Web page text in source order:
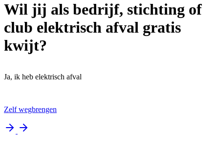
Wil jij als bedrijf, stichting of
club elektrisch afval gratis
kwijt?
Ja, ik heb elektrisch afval
Zelf wegbrengen